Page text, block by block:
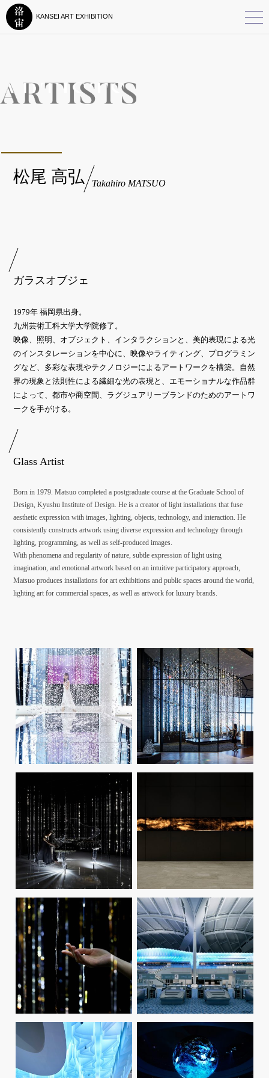
KANSEI ART EXHIBITION
松尾 高弘 Takahiro MATSUO
ガラスオブジェ
1979年 福岡県出身。
九州芸術工科大学大学院修了。
映像、照明、オブジェクト、インタラクションと、美的表現による光
のインスタレーションを中心に、映像やライティング、プログラミン
グなど、多彩な表現やテクノロジーによるアートワークを構築。自然
界の現象と法則性による繊細な光の表現と、エモーショナルな作品群
によって、都市や商空間、ラグジュアリーブランドのためのアートワ
ークを手がける。
Glass Artist
Born in 1979. Matsuo completed a postgraduate course at the Graduate School of
Design, Kyushu Institute of Design. He is a creator of light installations that fuse
aesthetic expression with images, lighting, objects, technology, and interaction. He
consistently constructs artwork using diverse expression and technology through
lighting, programming, as well as self-produced images.
With phenomena and regularity of nature, subtle expression of light using
imagination, and emotional artwork based on an intuitive participatory approach,
Matsuo produces installations for art exhibitions and public spaces around the world,
lighting art for commercial spaces, as well as artwork for luxury brands.